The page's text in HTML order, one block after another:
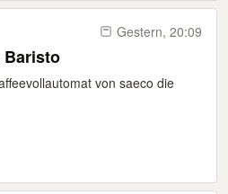
Gestern, 20:09
Baristo
von saeco die